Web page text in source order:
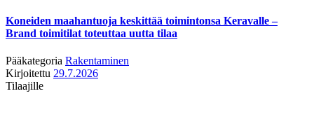
Koneiden maahantuoja keskittää toimintonsa Keravalle –
Brand toimitilat toteuttaa uutta tilaa
Pääkategoria Rakentaminen
Kirjoitettu 29.7.2026
Tilaajille